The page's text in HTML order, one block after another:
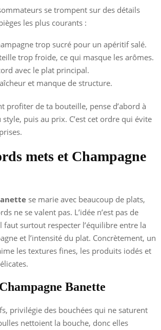
se trompent sur des détails
les plus courants :
trop sucré pour un apéritif salé.
trop froide, ce qui masque les arômes.
avec le plat principal.
et manque de structure.
profiter de ta bouteille, pense d’abord à
style, puis au prix. C’est cet ordre qui évite
mets et Champagne
se marie avec beaucoup de plats,
ne se valent pas. L’idée n’est pas de
surtout respecter l’équilibre entre la
et l’intensité du plat. Concrètement, un
les textures fines, les produits iodés et
Banette
privilégie des bouchées qui ne saturent
nettoient la bouche, donc elles